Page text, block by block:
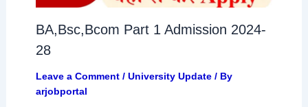
BA,Bsc,Bcom Part 1 Admission 2024-
28
Leave a Comment / University Update/ By
arjobportal